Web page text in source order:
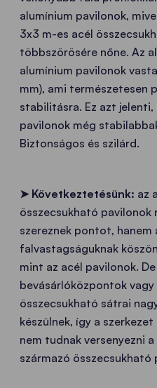
alumínium pavilonok,
3x3 m-es acél
többszörösére nőne. Az
alumínium pavilonok
mm), ami természetesen
stabilitásra. Ez azt jelenti,
pavilonok még
Biztonságos és szilárd.
➤Következtetésünk: az
összecsukható pavilonok
szereznek pontot, hanem
falvastagságuknak
mint az acél pavilonok. De
bevásárlóközpontok
összecsukható sátrai
készülnek, így a
nem tudnak versenyezni
származó összecsukható